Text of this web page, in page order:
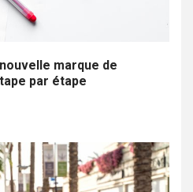
marque de
par étape